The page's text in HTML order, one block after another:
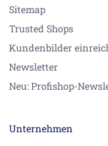
Sitemap
Trusted Shops
Kundenbilder
Newsletter
Neu: Profishop-
Unternehmen